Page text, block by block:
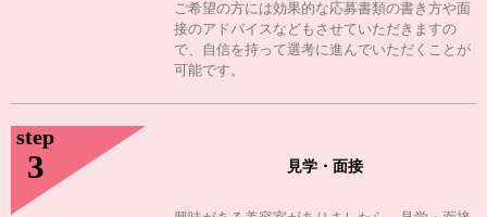
ご希望の方には効果的な応募書類の書き方や面
接のアドバイスなどもさせていただきますの
で、自信を持って選考に進んでいただくことが
可能です。
step
3 見学・面接